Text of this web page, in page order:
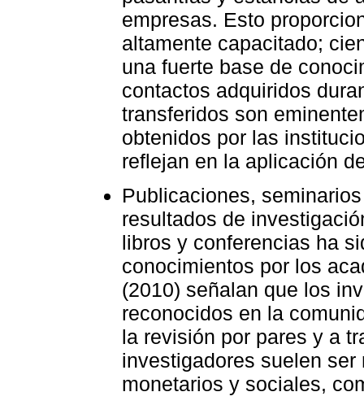
empresas. Esto
altamente capacitado;
una fuerte base de
contactos adquiridos
transferidos son
obtenidos por las
reflejan en la aplicación
Publicaciones,
resultados de
libros y conferencias ha
conocimientos por los
(2010) señalan que los
reconocidos en la
la revisión por pares y a
investigadores suelen
monetarios y sociales,